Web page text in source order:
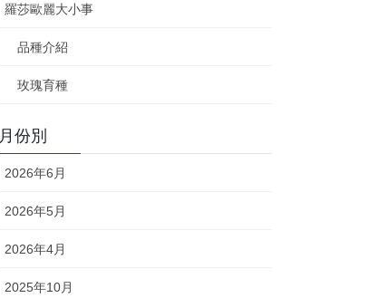
羅莎歐麗大小事
品種介紹
玫瑰育種
月份別
2026年6月
2026年5月
2026年4月
2025年10月